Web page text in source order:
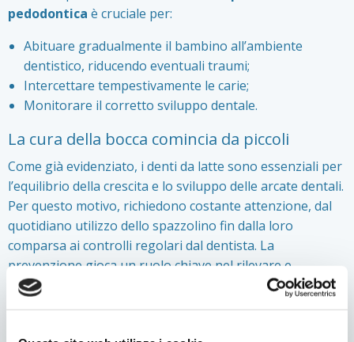
pedodontica è cruciale per:
Abituare gradualmente il bambino all’ambiente
dentistico, riducendo eventuali traumi;
Intercettare tempestivamente le carie;
Monitorare il corretto sviluppo dentale.
La cura della bocca comincia da piccoli
Come già evidenziato, i denti da latte sono essenziali per
l’equilibrio della crescita e lo sviluppo delle arcate dentali.
Per questo motivo, richiedono costante attenzione, dal
quotidiano utilizzo dello spazzolino fin dalla loro
comparsa ai controlli regolari dal dentista. La
prevenzione gioca un ruolo chiave nel rilevare e
risolvere tempestivamente eventuali problematiche che